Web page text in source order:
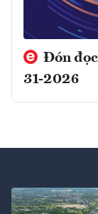
Đón
31-2026